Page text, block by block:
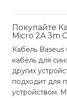
Покупайте
Micro 2A 3m
Кабель Baseus
кабель для
других
подходит для
устройством.